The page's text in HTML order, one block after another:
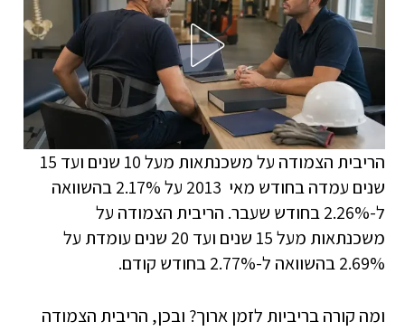
הריבית הצמודה על משכנתאות מעל 10 שנים ועד 15
שנים עמדה בחודש מאי 2013 על 2.17% בהשוואה
ל-2.26% בחודש שעבר. הריבית הצמודה על
משכנתאות מעל 15 שנים ועד 20 שנים עומדת על
2.69% בהשוואה ל-2.77% בחודש קודם.
ומה קורה בריביות לזמן ארוך? ובכן, הריבית הצמודה